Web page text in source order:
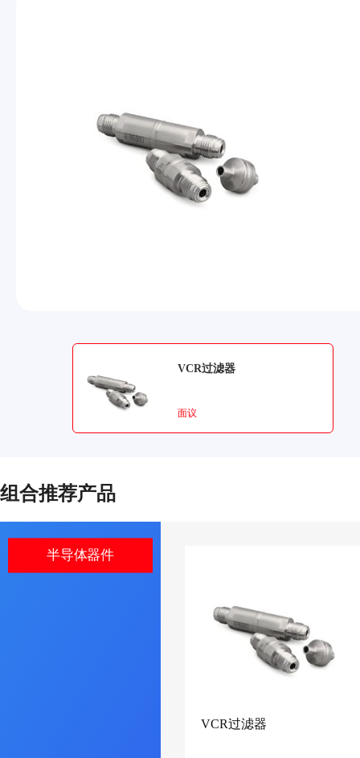
VCR过滤器
面议
组合推荐产品
半导体器件
VCR过滤器